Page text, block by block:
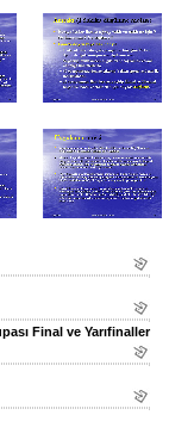
Final ve Yarıfinaller